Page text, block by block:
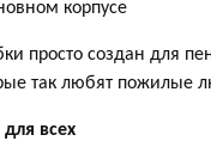
просто создан для
так любят пожилые
всех